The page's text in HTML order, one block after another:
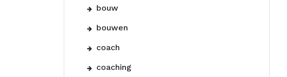
bouw
bouwen
coach
coaching